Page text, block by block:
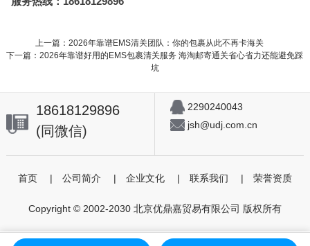
上一篇：2026年靠谱EMS清关团队：你的包裹从此不再卡海关
下一篇：2026年靠谱好用的EMS包裹清关服务 海淘邮寄通关省心省力还能避免踩
坑
18618129896
(同微信)
2290240043
jsh@udj.com.cn
首页 | 公司简介 | 企业文化 | 联系我们 | 荣誉资质
Copyright © 2002-2030 北京优鼎嘉贸易有限公司 版权所有